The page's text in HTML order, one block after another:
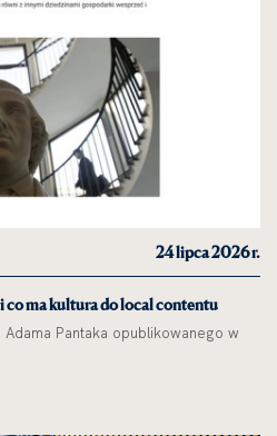
24 lipca 2026 r.
co ma kultura do local contentu
Pantaka opublikowanego w